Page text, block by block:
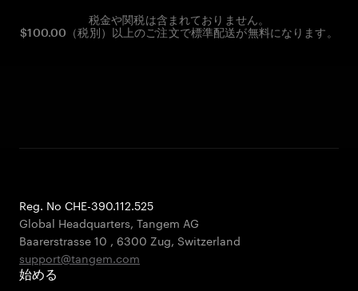
税金や関税は含まれておりません。
$100.00（税別）以上のご注文で標準配送が無料になります。
Reg. No CHE-390.112.525
Global Headquarters, Tangem AG
Baarerstrasse 10 , 6300 Zug, Switzerland
support@tangem.com
始める